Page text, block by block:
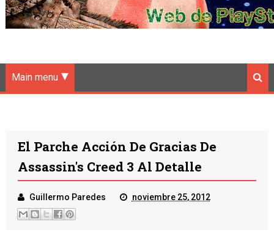
Main menu
El Parche Acción De Gracias De
Assassin's Creed 3 Al Detalle
Guillermo Paredes noviembre 25, 2012